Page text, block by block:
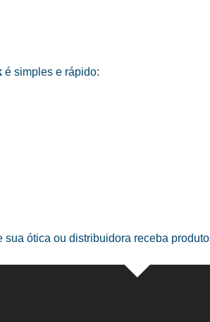
é simples e rápido:
sua ótica ou distribuidora receba